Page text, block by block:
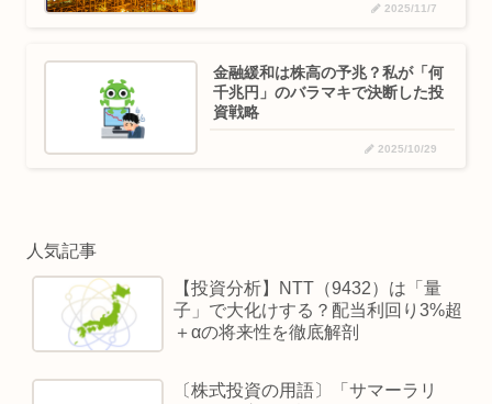
2025/11/7
金融緩和は株高の予兆？私が「何
千兆円」のバラマキで決断した投
資戦略
2025/10/29
人気記事
【投資分析】NTT（9432）は「量
子」で大化けする？配当利回り3%超
＋αの将来性を徹底解剖
〔株式投資の用語〕「サマーラリ